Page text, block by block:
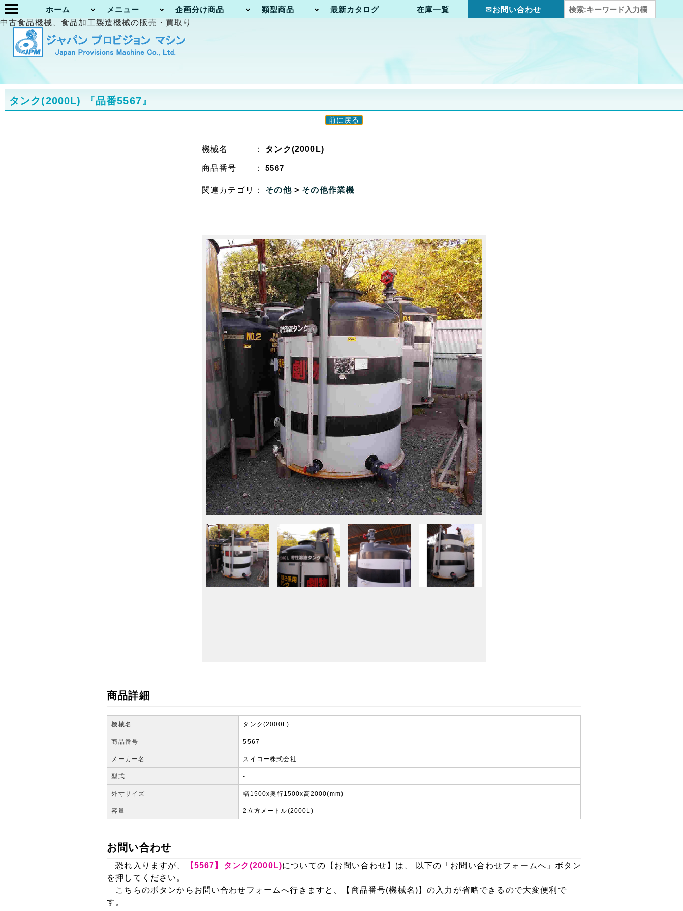
ホーム メニュー 企画分け商品 類型商品 最新カタログ 在庫一覧
✉お問い合わせ
中古食品機械、食品加工製造機械の販売・買取り
タンク(2000L) 『品番5567』
前に戻る
機械名 ： タンク(2000L)
商品番号 ：5567
関連カテゴリ： その他 > その他作業機
商品詳細
機械名 タンク(2000L)
商品番号 5567
メーカー名 スイコー株式会社
型式 -
外寸サイズ 幅1500x奥行1500x高2000(mm)
容量 2立方メートル(2000L)
お問い合わせ
恐れ入りますが、 【5567】タンク(2000L)についての【お問い合わせ】は、 以下の「お問い合わせフォームへ」ボタン
を押してください。
こちらのボタンからお問い合わせフォームへ行きますと、【商品番号(機械名)】の入力が省略できるので大変便利で
す。